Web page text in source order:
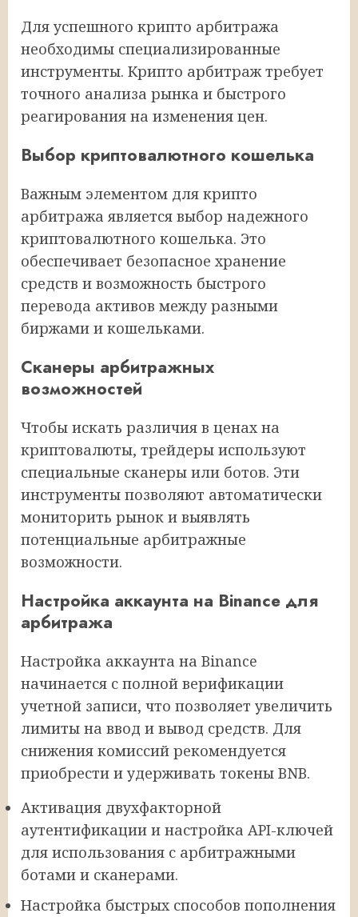
Для успешного крипто арбитража
необходимы специализированные
инструменты. Крипто арбитраж требует
точного анализа рынка и быстрого
реагирования на изменения цен.
Выбор криптовалютного кошелька
Важным элементом для крипто
арбитража является выбор надежного
криптовалютного кошелька. Это
обеспечивает безопасное хранение
средств и возможность быстрого
перевода активов между разными
биржами и кошельками.
Сканеры арбитражных
возможностей
Чтобы искать различия в ценах на
криптовалюты, трейдеры используют
специальные сканеры или ботов. Эти
инструменты позволяют автоматически
мониторить рынок и выявлять
потенциальные арбитражные
возможности.
Настройка аккаунта на Binance для
арбитража
Настройка аккаунта на Binance
начинается с полной верификации
учетной записи, что позволяет увеличить
лимиты на ввод и вывод средств. Для
снижения комиссий рекомендуется
приобрести и удерживать токены BNB.
Активация двухфакторной
аутентификации и настройка API-ключей
для использования с арбитражными
ботами и сканерами.
Настройка быстрых способов пополнения